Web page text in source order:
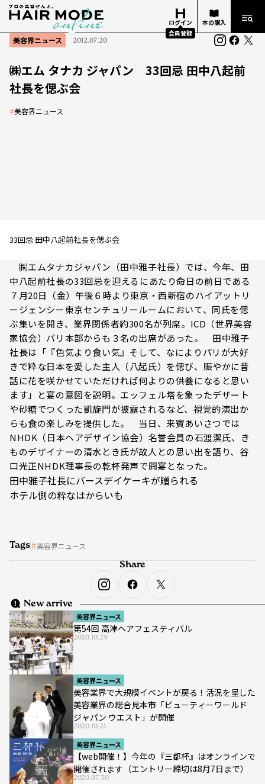
ログイン
会員登録
本の購入
美容界ニュース 2012.07.20
㈱エム タナカ ジャパン 33回忌 田中八起前
社長を偲ぶ会
#美容界ニュース
33回忌 田中八起前社長を偲ぶ会
㈱エムタナカジャパン（田中雅子社長）では、今年、田
中八起前社長の33回忌を迎えるにあたり命日の前日である
７月20日（金）午後６時より東京・西新宿のハイアットリ
ージェンシー東京センチュリールームにおいて、同氏を偲
ぶ集いを開き、業界関係者約300名が列席。ICD（世界美容
家協会）パリ本部からも３名の出席があった。 田中雅子
社長は「『色気より食い気』そして、なによりパリが大好
きで粋な日本を愛した主人（八起氏）を偲び、賑やかに昔
話に花を咲かせていただければ何よりの供養になると思い
ます」と宴の意図を説明。エッフェル塔を象ったデザート
や砂糖でつくった凱旋門が披露されるなど、視覚的演出か
らも食の楽しみを提供した。 当日、来賓あいさつでは
NHDK（日本ヘアデザイン協会）名誉会員の石渡潔氏、き
ものデザイナーの清水とき氏が故人との思い出を語り、谷
口光正NHDK理事長の乾杯発声で開宴となった。
田中雅子社長にバースデイケーキが贈られる
ホテル側の粋なはからいも
Tags 美容界ニュース
New arrive
美容界ニュース
第54回 高津ヘアフェスティバル
2020.10.29
美容界ニュース
美容業界で大規模イベントが戻る！活況を呈した
美容業界の総合見本市「ビューティーワールド
ジャパン ウエスト」が開催
2020.10.21
美容界ニュース
【web開催！】今年の『三都杯』はオンラインで
開催されます（エントリー締切は8月7日まで）
2020.07.30
Share